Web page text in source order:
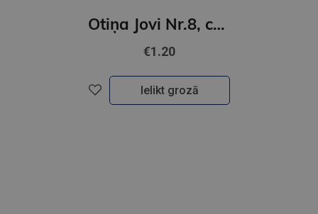
Otiņa Jovi Nr.8, cūkas, plakana
€1.20
Ielikt grozā